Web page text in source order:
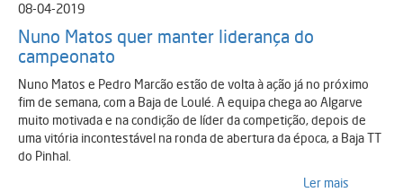
08-04-2019
Nuno Matos quer manter liderança do
campeonato
Nuno Matos e Pedro Marcão estão de volta à ação já no próximo
fim de semana, com a Baja de Loulé. A equipa chega ao Algarve
muito motivada e na condição de líder da competição, depois de
uma vitória incontestável na ronda de abertura da época, a Baja TT
do Pinhal.
Ler mais